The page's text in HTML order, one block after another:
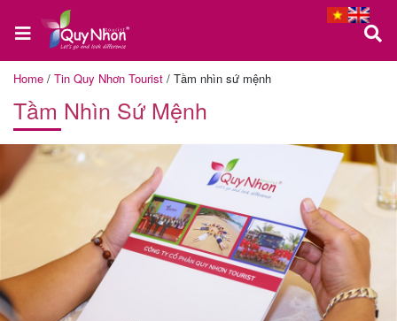
Trang
chủ
Nhơn
Home / Tin Quy Nhơn Tourist / Tầm nhìn sứ mệnh
Tầm Nhìn Sứ Mệnh